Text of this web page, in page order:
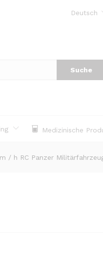
Deutsch
Suche
Medizinische
/ h RC Panzer